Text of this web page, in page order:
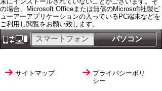
の場合、Microsoft Officeまたは無償のMicrosoft社製ビ
ューアーアプリケーションの入っているPC端末などを
ご利用し閲覧をお願い致します。
パソコン
スマートフォン
サイトマップ
プライバシーポリ
シー